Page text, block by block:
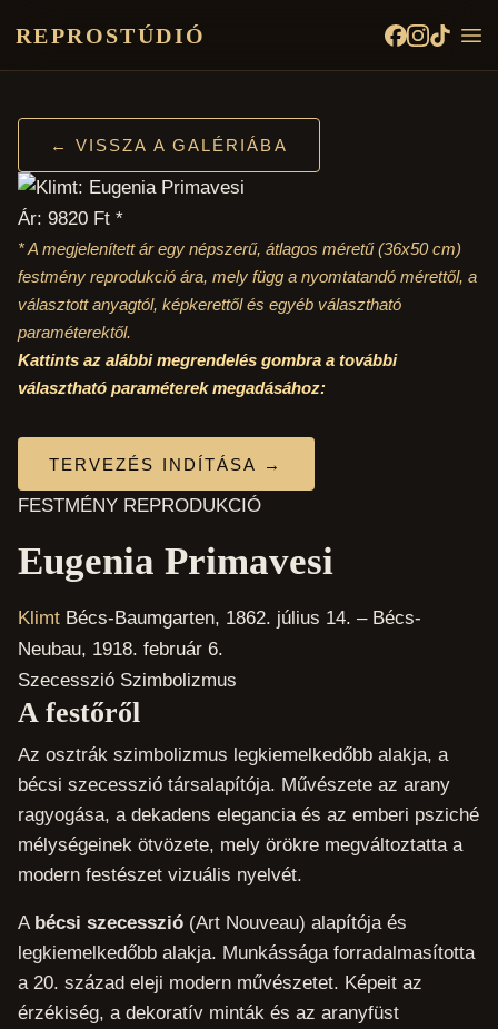
REPROSTÚDIÓ
← VISSZA A GALÉRIÁBA
Ár: 9820 Ft *
* A megjelenített ár egy népszerű, átlagos méretű(36x50 cm)
festmény reprodukció ára, mely függ a nyomtatandó mérettől, a
választott anyagtól, képkerettől és egyéb választható
paraméterektől.
Kattints az alábbi megrendelés gombra a további
választható paraméterek megadásához:
TERVEZÉS INDÍTÁSA →
FESTMÉNY REPRODUKCIÓ
Eugenia Primavesi
Klimt Bécs-Baumgarten, 1862. július 14. – Bécs-
Neubau, 1918. február 6.
Szecesszió Szimbolizmus
A festőről
Az osztrák szimbolizmus legkiemelkedőbb alakja, a
bécsi szecesszió társalapítója. Művészete az arany
ragyogása, a dekadens elegancia és az emberi psziché
mélységeinek ötvözete, mely örökre megváltoztatta a
modern festészet vizuális nyelvét.
A bécsi szecesszió(Art Nouveau) alapítója és
legkiemelkedőbb alakja. Munkássága forradalmasította
a 20. század eleji modern művészetet. Képeit az
érzékiség, a dekoratív minták és az aranyfüst